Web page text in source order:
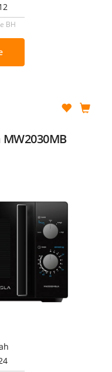
BH